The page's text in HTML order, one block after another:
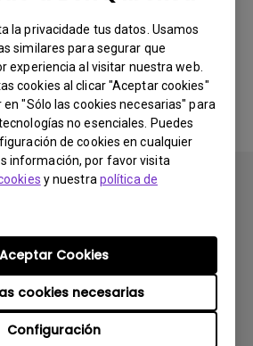
la privacidade tus datos. Usamos
similares para segurar que
experiencia al visitar nuestra web.
cookies al clicar "Aceptar cookies"
"Sólo las cookies necesarias" para
no esenciales. Puedes
de cookies en cualquier
información, por favor visita
y nuestra política de
Configuración
cookies necesarias
Aceptar Cookies
ni drivers